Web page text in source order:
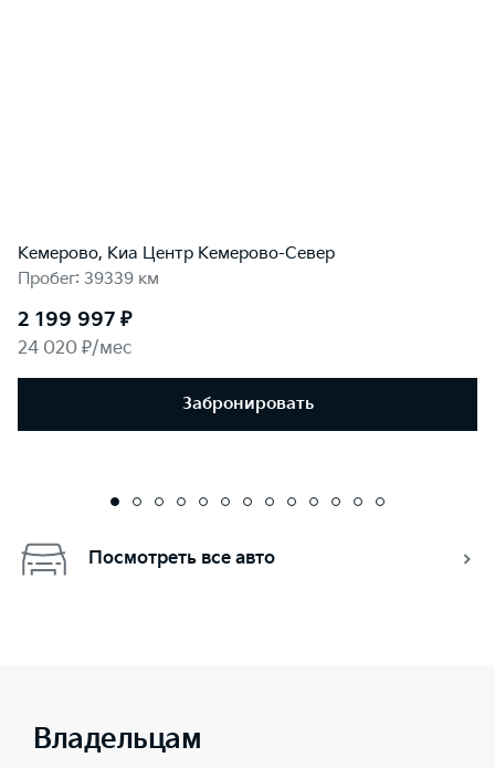
Кемерово, Киа Центр Кемерово-Север
Пробег: 39339 км
2 199 997 ₽
24 020 ₽/мес
Забронировать
Посмотреть все авто
Владельцам